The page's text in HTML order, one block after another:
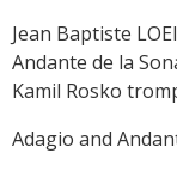
Jean Baptiste
Andante de la
Kamil Rosko
Adagio and